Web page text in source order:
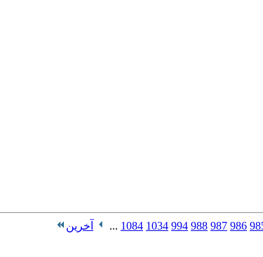
986
987
988
994
1034
1084
... آخرین